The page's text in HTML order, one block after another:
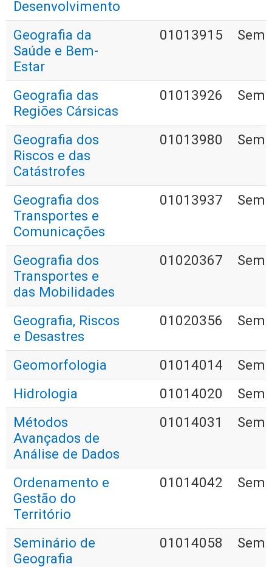
Desenvolvimento
Geografia da
Saúde e Bem-
Estar
01013915
Geografia das
Regiões Cársicas
01013926
Geografia dos
Riscos e das
Catástrofes
01013980
Geografia dos
Transportes e
Comunicações
01013937
Geografia dos
Transportes e
das Mobilidades
01020367
Geografia, Riscos
e Desastres
01020356
Geomorfologia 01014014
Hidrologia
01014020
Métodos
Avançados de
Análise de Dados
01014031
Ordenamento e
Gestão do
Território
01014042
Seminário de
Geografia
01014058